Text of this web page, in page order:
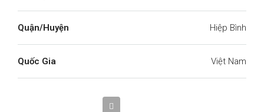
Quận/Huyện Hiệp Bình
Quốc Gia Việt Nam